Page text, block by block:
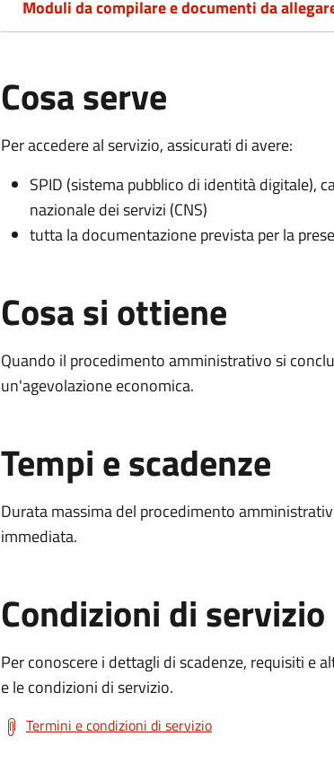
Moduli da compilare e documenti da
Cosa serve
Per accedere al servizio, assicurati di avere:
SPID (sistema pubblico di identità digitale),
nazionale dei servizi (CNS)
tutta la documentazione prevista per la
Cosa si ottiene
Quando il procedimento amministrativo si
un'agevolazione economica.
Tempi e scadenze
Durata massima del procedimento
immediata.
Condizioni di servizio
Per conoscere i dettagli di scadenze, requisiti e
e le condizioni di servizio.
Termini e condizioni di servizio